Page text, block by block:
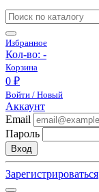
Избранное
Кол-во: -
Корзина
0 ₽
Войти / Новый
Аккаунт
Email
Пароль
Вход
Зарегистрироваться